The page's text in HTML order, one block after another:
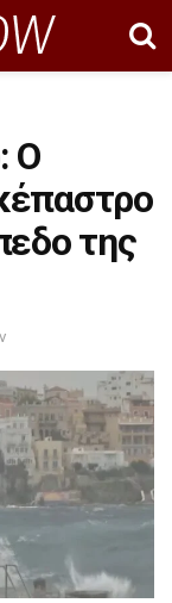
Ο
της